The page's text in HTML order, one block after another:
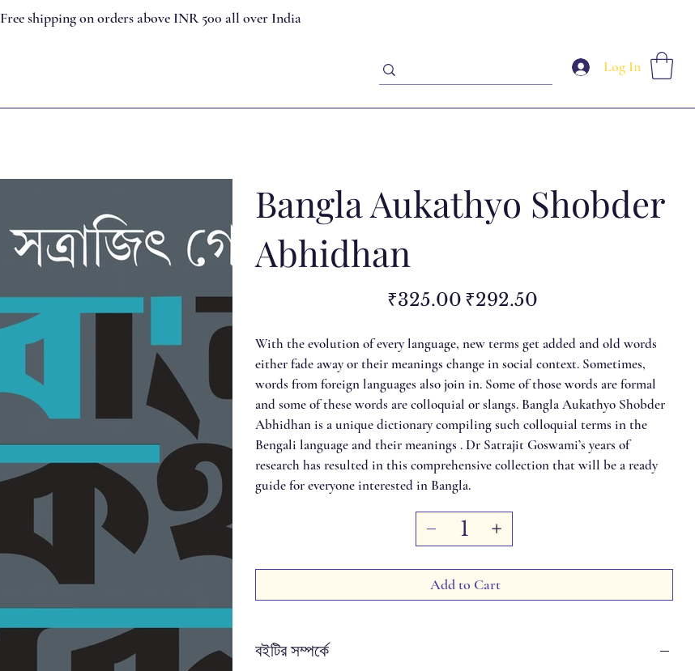
Free shipping on orders above INR 500 all over India
Log In
Bangla Aukathyo Shobder
Abhidhan
Original
price
₹325.00
Sale
price
₹292.50
With the evolution of every language, new terms get added and old words
either fade away or their meanings change in social context. Sometimes,
words from foreign languages also join in. Some of those words are formal
and some of these words are colloquial or slangs. Bangla Aukathyo Shobder
Abhidhan is a unique dictionary compiling such colloquial terms in the
Bengali language and their meanings . Dr Satrajit Goswami’s years of
research has resulted in this comprehensive collection that will be a ready
guide for everyone interested in Bangla.
Add to Cart
বইটির সম্পর্কে